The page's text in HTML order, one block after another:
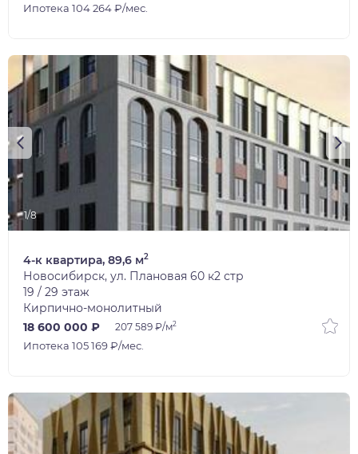
Ипотека 104 264 ₽/мес.
1/8
4-к квартира, 89,6 м2
Новосибирск, ул. Плановая 60 к2 стр
19 / 29 этаж
Кирпично-монолитный
18 600 000 ₽
207 589 ₽/м2
Ипотека 105 169 ₽/мес.